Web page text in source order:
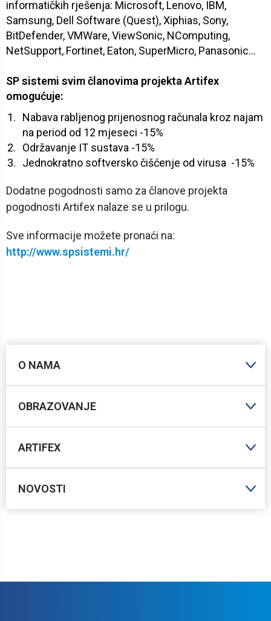
informatičkih rješenja: Microsoft, Lenovo, IBM,
Samsung, Dell Software (Quest), Xiphias, Sony,
BitDefender, VMWare, ViewSonic, NComputing,
NetSupport, Fortinet, Eaton, SuperMicro, Panasonic…
SP sistemi svim članovima projekta Artifex
omogućuje:
Nabava rabljenog prijenosnog računala kroz najam
na period od 12 mjeseci -15%
Održavanje IT sustava -15%
Jednokratno softversko čišćenje od virusa -15%
Dodatne pogodnosti samo za članove projekta
pogodnosti Artifex nalaze se u prilogu.
Sve informacije možete pronaći na:
http://www.spsistemi.hr/
O NAMA
OBRAZOVANJE
ARTIFEX
NOVOSTI